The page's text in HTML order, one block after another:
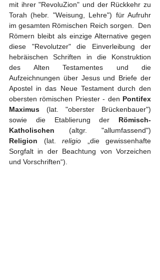
mit ihrer "RevoluZion" und der Rückkehr zu
Torah (hebr. "Weisung, Lehre") für Aufruhr
im gesamten Römischen Reich sorgen.  Den
Römern bleibt als einzige Alternative gegen
diese "Revolutzer" die Einverleibung der
hebräischen Schriften in die Konstruktion
des Alten Testamentes und die
Aufzeichnungen über Jesus und Briefe der
Apostel in das Neue Testament durch den
obersten römischen Priester - den Pontifex
Maximus (lat. "oberster Brückenbauer")
sowie die Etablierung der Römisch-
Katholischen
Religion (lat. religio „die gewissenhafte
Sorgfalt in der Beachtung von Vorzeichen
und Vorschriften“).